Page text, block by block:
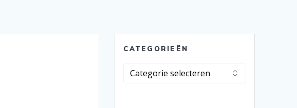
CATEGORIEËN
Categorieën